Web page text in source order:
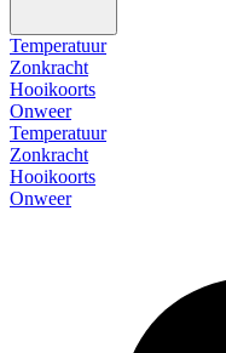
Temperatuur
Zonkracht
Hooikoorts
Onweer
Temperatuur
Zonkracht
Hooikoorts
Onweer